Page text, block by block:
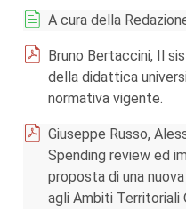
A cura della
Bruno Bertaccini, Il
della didattica
normativa vigente.
Giuseppe Russo,
Spending review ed
proposta di una
agli Ambiti Territoriali